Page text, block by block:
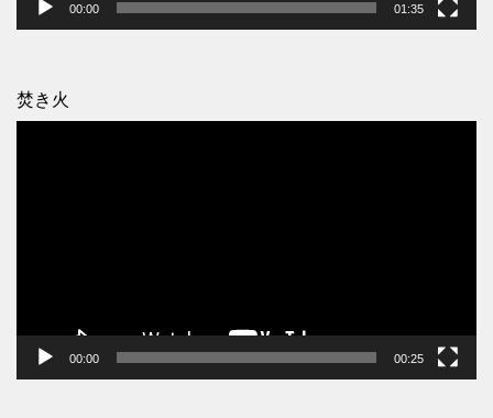
00:00 01:35
焚き火
00:00 00:25